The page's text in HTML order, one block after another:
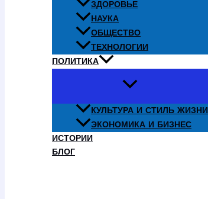
ЗДОРОВЬЕ
НАУКА
ОБЩЕСТВО
ТЕХНОЛОГИИ
ПОЛИТИКА
КУЛЬТУРА И СТИЛЬ ЖИЗНИ
ЭКОНОМИКА И БИЗНЕС
ИСТОРИИ
БЛОГ